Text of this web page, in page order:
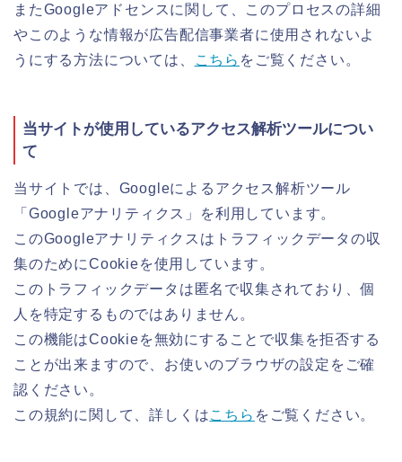
またGoogleアドセンスに関して、このプロセスの詳細
やこのような情報が広告配信事業者に使用されないよ
うにする方法については、
こちら をご覧ください。
当サイトが使用しているアクセス解析ツールについ
て
当サイトでは、Googleによるアクセス解析ツール
「Googleアナリティクス」を利用しています。
このGoogleアナリティクスはトラフィックデータの収
集のためにCookieを使用しています。
このトラフィックデータは匿名で収集されており、個
人を特定するものではありません。
この機能はCookieを無効にすることで収集を拒否する
ことが出来ますので、お使いのブラウザの設定をご確
認ください。
この規約に関して、詳しくはこちら をご覧ください。